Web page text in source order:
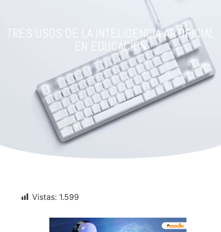
TRES USOS DE LA INTELIGENCIA ARTIFICIAL
EN EDUCACIÓN
Vistas: 1.599